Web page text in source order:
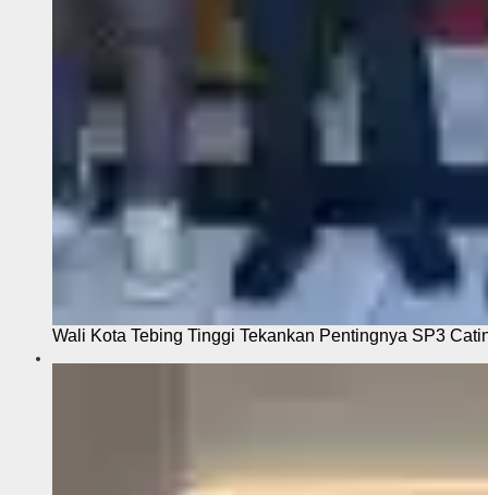
Wali Kota Tebing Tinggi Tekankan Pentingnya SP3